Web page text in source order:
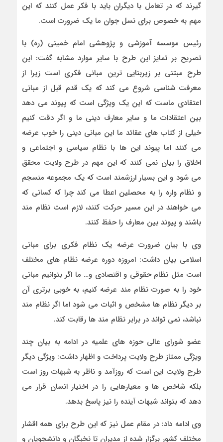
گیرند که در تعامل با دیگران باید با فکر عمل کنند که این
مهم به خصوص برای نسل جوان ما یک ضرورت است.
رئیس موسسه آموزشی و پژوهشی امام خمینی (ره) با
تصریح بر تمایز این طرح با سایر موارد مشابه گفت: این
طرح مبتنی بر زیربنایی ترین مبانی فکری است زیرا از
معرفت شناسی شروع می کند که یک قدم قبل از مبانی
اعتقادی ماست که این یک ویژگی است که پیوند می دهد
بین اعتقادات ما و سایر معارف دینی ما و اگر دقت کنیم
خیلی از کتاب های عقائد ما این مبانی دینی را خوب عرضه
می کنند اما پیوند این ها با نظام سیاسی و اجتماعی و
اخلاق را بیان نمی کنند که این مهم در طرح ولایت محقق
می شود و این بسیار ارزشمند است که یک مجموعه منسجم
و نظام واره را به محصلین اعطا می کند چرا که کسانی که
می خواهند در این مسیر حرکت کنند، لازم است نظام مند
باشند و پیوند بین معارف را حفظ کنند.
وی با بیان ضرورت عرضه یک نظام فکری برای مبانی
اسلامی بیان داشت: امروزه دوره عرضه نظام های مختلف
است مثل نظام حقوقی و اقتصادی و… ما اگر بتوانیم مبانی
خود را به صورت نظام مند عرضه کنیم، به خوبی برتری آن
بر دیگر نظام ها مشخص و اثبات می شود اما اگر نظام مند
نباشد، نمی تواند در برابر نظام مند ها رقابت کند.
عضو شورای عالی حوزه های علمیه در ادامه به بیان چند
ویژگی ممتاز طرح ولایت پرداخت و اظهار داشت: ویژگی دیگر
طرح ولایت این است که روزآمد و ناظر به شبهات روز است
بلکه شاخص ها و معیارهایی را در اختیار انسان قرار می
دهد که بتواند شبهات آینده را نیز پاسخ بدهد.
وی ادامه داد: در مقام عمل نیز که این طرح برای همه اقشار
مختلف کشور برگزار شده از مدیران تا نخبگان و دانشجویان و